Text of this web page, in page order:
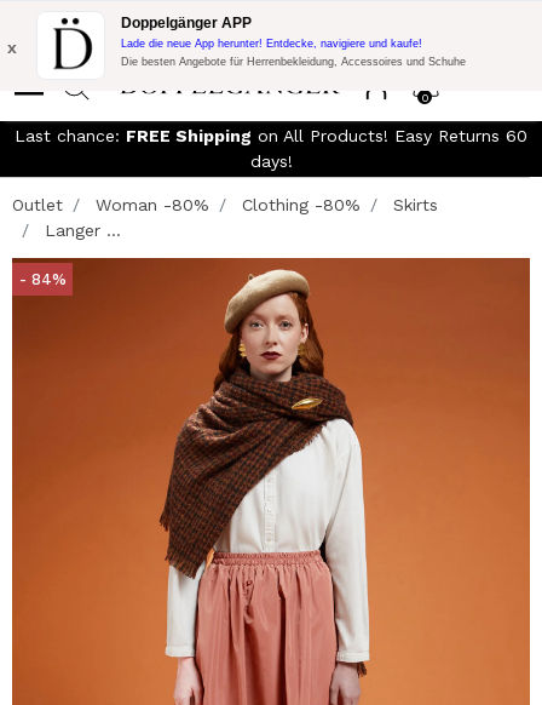
KOSTENLOSER VERSAND!
10% Extra-Rabatt auf 300€ Einkauf mit
Code: DOPPEL300
0
x
Doppelgänger APP
Lade die neue App herunter! Entdecke, navigiere und kaufe!
Die besten Angebote für Herrenbekleidung, Accessoires und Schuhe
Last chance: FREE Shipping on All Products! Easy Returns 60
days!
Outlet Woman -80% Clothing -80%
Skirts
Langer ...
- 84%